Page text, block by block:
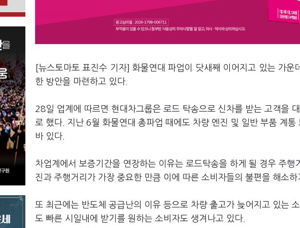
[뉴스토마토 표진수 기자] 화물연대 파업이 닷새째 이어지고 있는 가운
한 방안을 마련하고 있다.
28일 업계에 따르면 현대차그룹은 로드 탁송으로 신차를 받는 고객을
로 했다. 지난 6월 화물연대 총파업 때에도 차량 엔진 및 일반 부품 계
바 있다.
차업계에서 보증기간을 연장하는 이유는 로드탁송을 하게 될 경우 주
진과 주행거리가 가장 중요한 만큼 이에 따른 소비자들의 불편을 해소하
또 최근에는 반도체 공급난의 이유 등으로 차량 출고가 늦어지고 있는
도 빠른 시일내에 받기를 원하는 소비자도 생겨나고 있다.